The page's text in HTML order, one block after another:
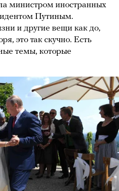
министром иностранных
Путиным.
и другие вещи как до,
это так скучно. Есть
темы, которые